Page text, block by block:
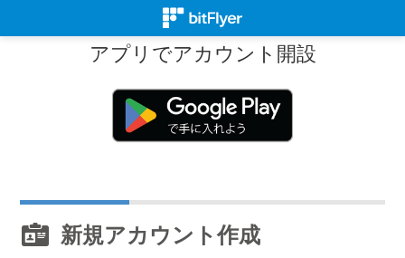
アプリでアカウント開設
新規アカウント作成